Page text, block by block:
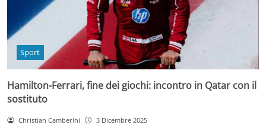
Sport
Hamilton-Ferrari, fine dei giochi: incontro in Qatar con il
sostituto
Christian Camberini 3 Dicembre 2025